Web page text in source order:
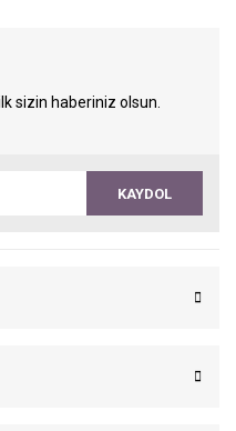
sizin haberiniz olsun.
KAYDOL